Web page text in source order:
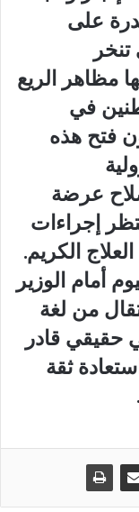
على
تنخر
مظاهر الريع
في
فتح هذه
عرضة
إجراءات
الكريم.
أمام الوزير
من لغة
حقيقي قادر
ثقة